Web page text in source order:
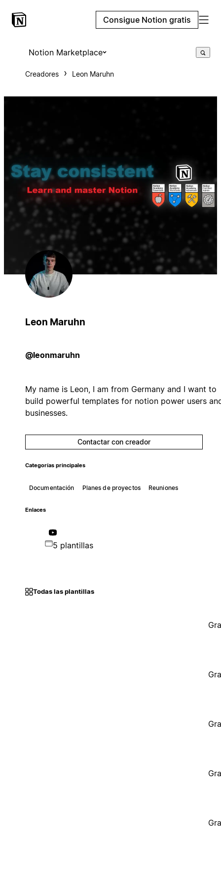
Consigue Notion gratis
Notion Marketplace
Creadores Leon Maruhn
Leon Maruhn
@leonmaruhn
My name is Leon, I am from Germany and I want to
build powerful templates for notion power users
businesses.
Contactar con creador
Categorías principales
Documentación Planes de proyectos Reuniones
Enlaces
5 plantillas
Todas las plantillas